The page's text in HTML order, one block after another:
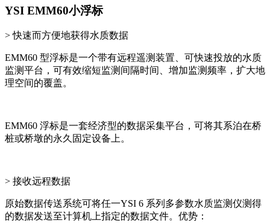
YSI EMM60小浮标
> 快速而方便地获得水质数据
EMM60 型浮标是一个带有远程遥测装置、可快速投放的水质
监测平台，可有效缩短监测间隔时间、增加监测频率，扩大地
理空间的覆盖。
EMM60 浮标是一套经济型的数据采集平台，可将其系泊在桥
桩或桥墩的永久固定设备上。
> 接收远程数据
原始数据传送系统可将任一YSI 6 系列多参数水质监测仪测得
的数据发送至计算机上指定的数据文件。优势：